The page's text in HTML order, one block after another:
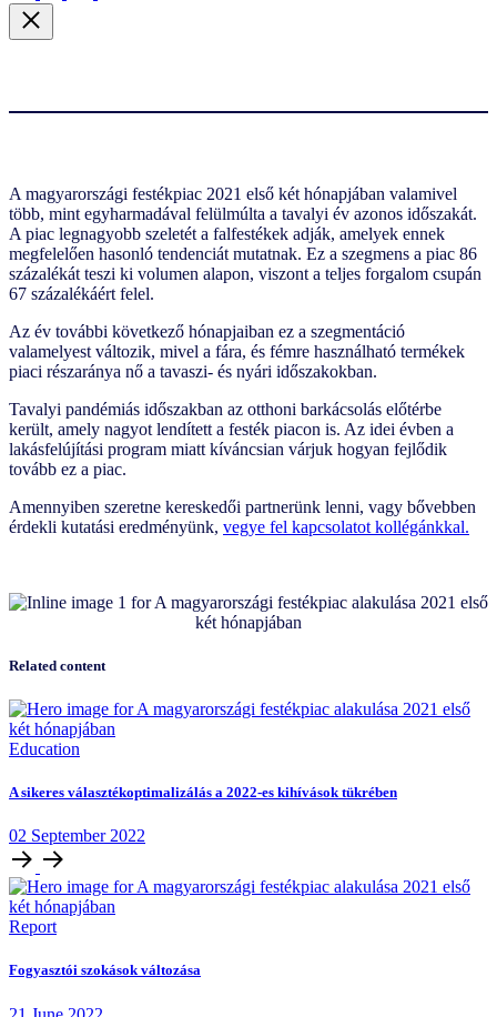
A magyarországi festékpiac 2021 első két hónapjában valamivel
több, mint egyharmadával felülmúlta a tavalyi év azonos időszakát.
A piac legnagyobb szeletét a falfestékek adják, amelyek ennek
megfelelően hasonló tendenciát mutatnak. Ez a szegmens a piac 86
százalékát teszi ki volumen alapon, viszont a teljes forgalom csupán
67 százalékáért felel.
Az év további következő hónapjaiban ez a szegmentáció
valamelyest változik, mivel a fára, és fémre használható termékek
piaci részaránya nő a tavaszi- és nyári időszakokban.
Tavalyi pandémiás időszakban az otthoni barkácsolás előtérbe
került, amely nagyot lendített a festék piacon is. Az idei évben a
lakásfelújítási program miatt kíváncsian várjuk hogyan fejlődik
tovább ez a piac.
Amennyiben szeretne kereskedői partnerünk lenni, vagy bővebben
érdekli kutatási eredményünk, vegye fel kapcsolatot kollégánkkal.
Related content
Education
A sikeres választékoptimalizálás a 2022-es kihívások tükrében
02 September 2022
Report
Fogyasztói szokások változása